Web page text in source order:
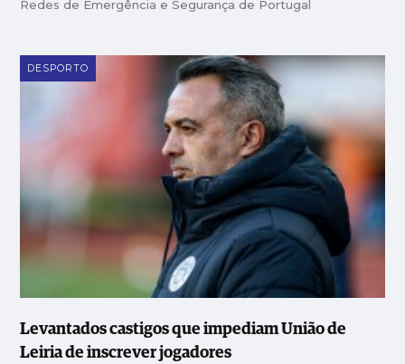
Redes de Emergência e Segurança de Portugal
DESPORTO
Levantados castigos que impediam União de
Leiria de inscrever jogadores